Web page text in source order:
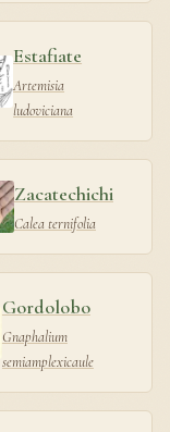
Estafiate
Artemisia
ludoviciana
Zacatechichi
Calea ternifolia
Gordolobo
Gnaphalium
semiamplexicaule